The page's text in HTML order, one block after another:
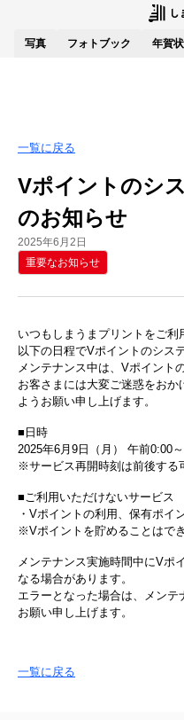
写真 フォトブック 年賀
一覧に戻る
Vポイントのシ
のお知らせ
2025年6月2日
重要なお知らせ
いつもしまうまプリントをご利
以下の日程でVポイントのシス
メンテナンス中は、Vポイント
お客さまには大変ご迷惑をお
ようお願い申し上げます。
■日時
2025年6月9日（月） 午前0:00
※サービス再開時刻は前後する
■ご利用いただけないサービス
・Vポイントの利用、保有ポイ
※Vポイントを貯めることはでき
メンテナンス実施時間中にVポ
なる場合があります。
エラーとなった場合は、メン
お願い申し上げます。
一覧に戻る